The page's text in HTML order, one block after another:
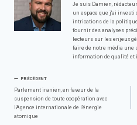
Je suis Damien,
un espace que j'ai investi
intrications de la
fournir des analyses
lecteurs sur les enjeux
faire de notre média une
information de qualité et
Navigation
de
PRÉCÉDENT
Parlement iranien, en faveur de la
suspension de toute coopération avec
l'Agence internationale de l'énergie
atomique